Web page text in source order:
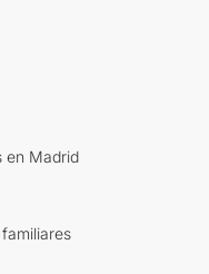
en Madrid